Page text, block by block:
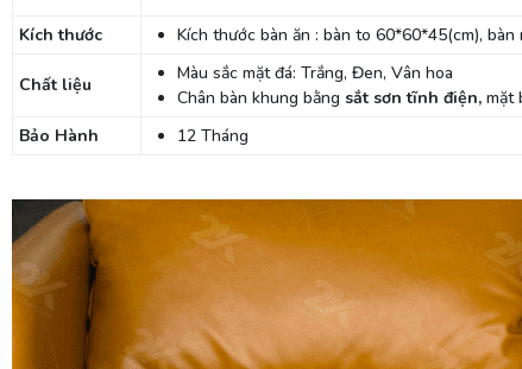
Kích thước Kích thước bàn ăn : bàn to 60*60*45(cm),
Chất liệu
Màu sắc mặt đá: Trắng, Đen, Vân hoa
Chân bàn khung bằng sắt sơn tĩnh điện, mặt
Bảo Hành
12 Tháng